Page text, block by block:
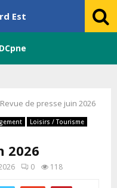
Est
Revue de presse juin 2026
Loisirs / Tourisme
2026
0 118